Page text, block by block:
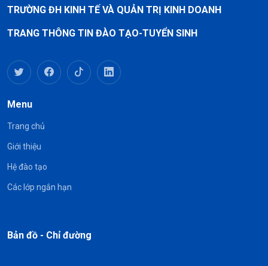
TRƯỜNG ĐH KINH TẾ VÀ QUẢN TRỊ KINH DOANH
TRANG THÔNG TIN ĐÀO TẠO-TUYỂN SINH
Menu
Trang chủ
Giới thiệu
Hệ đào tạo
Các lớp ngắn hạn
Bản đồ - Chỉ đường